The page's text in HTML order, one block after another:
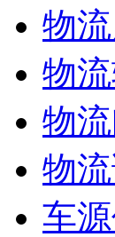
物
物
物
物
车